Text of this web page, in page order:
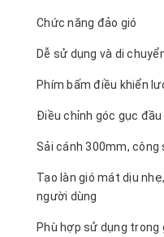
Chức năng đảo gió
Dễ sử dụng và di
Phím bấm điều khiển
Điều chỉnh góc gục đầu
Sải cánh 300mm, công
Tạo làn gió mát dịu
người dùng
Phù hợp sử dụng trong